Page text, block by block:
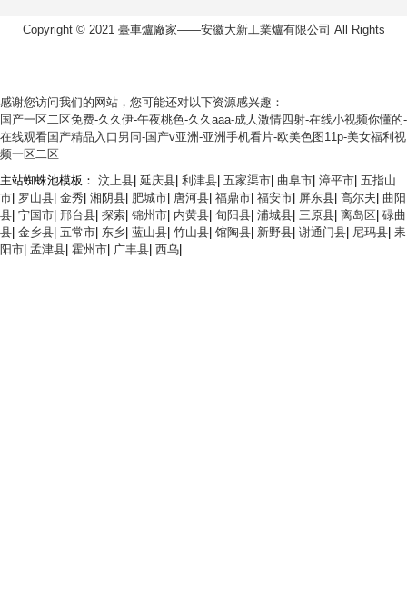
Copyright © 2021 臺車爐廠家——安徽大新工業爐有限公司 All Rights
感谢您访问我们的网站，您可能还对以下资源感兴趣：
国产一区二区免费-久久伊-午夜桃色-久久aaa-成人激情四射-在线小视频你懂的-
在线观看国产精品入口男同-国产v亚洲-亚洲手机看片-欧美色图11p-美女福利视
频一区二区
主站蜘蛛池模板： 汶上县| 延庆县| 利津县| 五家渠市| 曲阜市| 漳平市| 五指山
市| 罗山县| 金秀| 湘阴县| 肥城市| 唐河县| 福鼎市| 福安市| 屏东县| 高尔夫| 曲阳
县| 宁国市| 邢台县| 探索| 锦州市| 内黄县| 旬阳县| 浦城县| 三原县| 离岛区| 碌曲
县| 金乡县| 五常市| 东乡| 蓝山县| 竹山县| 馆陶县| 新野县| 谢通门县| 尼玛县| 耒
阳市| 孟津县| 霍州市| 广丰县| 西乌|